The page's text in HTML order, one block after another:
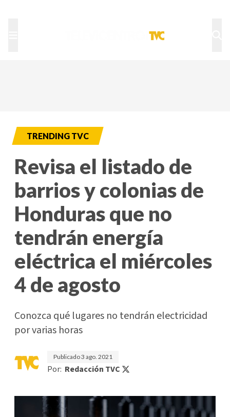
TRENDING TVC
Revisa el listado de
barrios y colonias de
Honduras que no
tendrán energía
eléctrica el miércoles
4 de agosto
Conozca qué lugares no tendrán electricidad
por varias horas
Publicado3 ago. 2021
Por: Redacción TVC